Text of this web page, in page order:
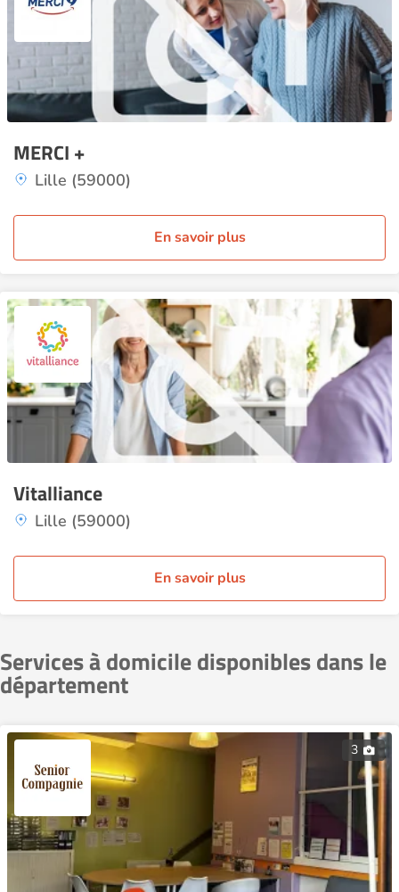
MERCI +
Lille (59000)
En savoir plus
Vitalliance
Lille (59000)
En savoir plus
Services à domicile disponibles dans le
département
3